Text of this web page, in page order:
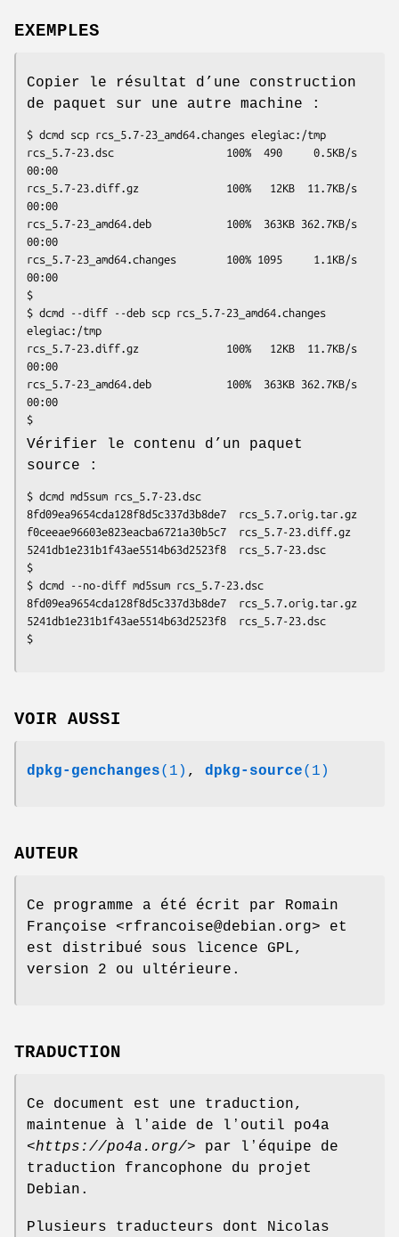
EXEMPLES
Copier le résultat d’une construction
de paquet sur une autre machine :
$ dcmd scp rcs_5.7-23_amd64.changes elegiac:/tmp
rcs_5.7-23.dsc                  100%  490     0.5KB/s
00:00
rcs_5.7-23.diff.gz              100%   12KB  11.7KB/s
00:00
rcs_5.7-23_amd64.deb            100%  363KB 362.7KB/s
00:00
rcs_5.7-23_amd64.changes        100% 1095     1.1KB/s
00:00
$
$ dcmd --diff --deb scp rcs_5.7-23_amd64.changes
elegiac:/tmp
rcs_5.7-23.diff.gz              100%   12KB  11.7KB/s
00:00
rcs_5.7-23_amd64.deb            100%  363KB 362.7KB/s
00:00
$
Vérifier le contenu d’un paquet
source :
$ dcmd md5sum rcs_5.7-23.dsc
8fd09ea9654cda128f8d5c337d3b8de7  rcs_5.7.orig.tar.gz
f0ceeae96603e823eacba6721a30b5c7  rcs_5.7-23.diff.gz
5241db1e231b1f43ae5514b63d2523f8  rcs_5.7-23.dsc
$
$ dcmd --no-diff md5sum rcs_5.7-23.dsc
8fd09ea9654cda128f8d5c337d3b8de7  rcs_5.7.orig.tar.gz
5241db1e231b1f43ae5514b63d2523f8  rcs_5.7-23.dsc
$
VOIR AUSSI
dpkg-genchanges(1) , dpkg-source(1)
AUTEUR
Ce programme a été écrit par Romain
Françoise <rfrancoise@debian.org> et
est distribué sous licence GPL,
version 2 ou ultérieure.
TRADUCTION
Ce document est une traduction,
maintenue à lʼaide de lʼoutil po4a
<https://po4a.org/> par lʼéquipe de
traduction francophone du projet
Debian.
Plusieurs traducteurs dont Nicolas